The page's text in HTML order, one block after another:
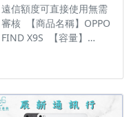
遠信額度可直接使用無需
審核 【商品名稱】OPPO
FIND X9S 【容量】
速審核及回報審核進度
LINE ID:@kjg6280d 大
呼小叫辰通訊行 雲林縣虎